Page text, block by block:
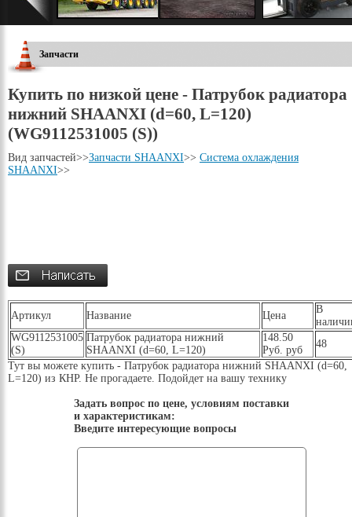
Запчасти
Купить по низкой цене - Патрубок радиатора
нижний SHAANXI (d=60, L=120)
(WG9112531005 (S))
Вид запчастей>>Запчасти SHAANXI>> Система охлаждения
SHAANXI>>
Артикул Название Цена
В
WG9112531005
(S)
Патрубок радиатора нижний
SHAANXI (d=60, L=120)
148.50
Руб. руб
48
Тут вы можете купить - Патрубок радиатора нижний SHAANXI (d=60,
L=120) из КНР. Не прогадаете. Подойдет на вашу технику
Задать вопрос по цене, условиям поставки
и характеристикам:
Введите интересующие вопросы